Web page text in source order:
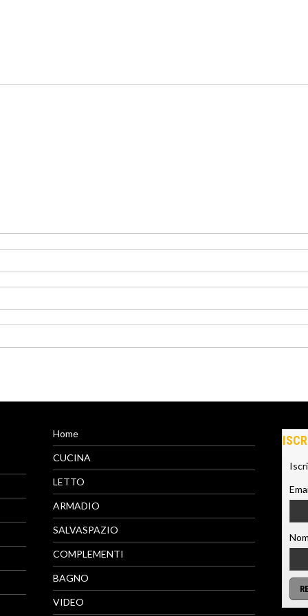
Home
CUCINA
LETTO
ARMADIO
SALVASPAZIO
COMPLEMENTI
BAGNO
VIDEO